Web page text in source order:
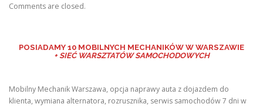
Comments are closed.
POSIADAMY 10 MOBILNYCH MECHANIKÓW W WARSZAWIE
+ SIEĆ WARSZTATÓW SAMOCHODOWYCH
Mobilny Mechanik Warszawa, opcja naprawy auta z dojazdem do
klienta, wymiana alternatora, rozrusznika, serwis samochodów 7 dni w